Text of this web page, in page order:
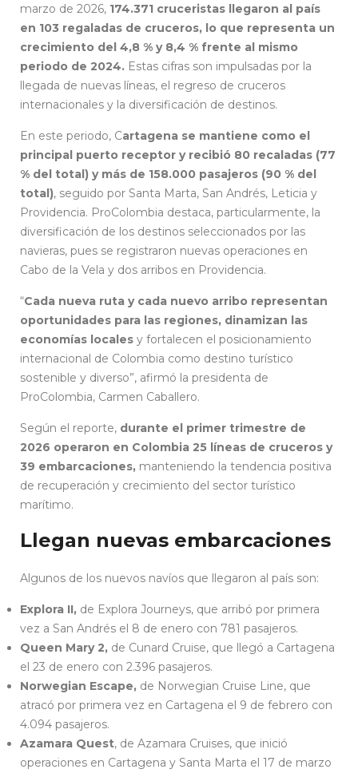
marzo de 2026, 174.371 cruceristas llegaron al país
en 103 regaladas de cruceros, lo que representa un
crecimiento del 4,8 % y 8,4 % frente al mismo
periodo de 2024. Estas cifras son impulsadas por la
llegada de nuevas líneas, el regreso de cruceros
internacionales y la diversificación de destinos.
En este periodo, Cartagena se mantiene como el
principal puerto receptor y recibió 80 recaladas (77
% del total) y más de 158.000 pasajeros (90 % del
total), seguido por Santa Marta, San Andrés, Leticia y
Providencia. ProColombia destaca, particularmente, la
diversificación de los destinos seleccionados por las
navieras, pues se registraron nuevas operaciones en
Cabo de la Vela y dos arribos en Providencia.
“Cada nueva ruta y cada nuevo arribo representan
oportunidades para las regiones, dinamizan las
economías locales y fortalecen el posicionamiento
internacional de Colombia como destino turístico
sostenible y diverso”, afirmó la presidenta de
ProColombia, Carmen Caballero.
Según el reporte, durante el primer trimestre de
2026 operaron en Colombia 25 líneas de cruceros y
39 embarcaciones, manteniendo la tendencia positiva
de recuperación y crecimiento del sector turístico
marítimo.
Llegan nuevas embarcaciones
Algunos de los nuevos navíos que llegaron al país son:
Explora II, de Explora Journeys, que arribó por primera
vez a San Andrés el 8 de enero con 781 pasajeros.
Queen Mary 2, de Cunard Cruise, que llegó a Cartagena
el 23 de enero con 2.396 pasajeros.
Norwegian Escape, de Norwegian Cruise Line, que
atracó por primera vez en Cartagena el 9 de febrero con
4.094 pasajeros.
Azamara Quest, de Azamara Cruises, que inició
operaciones en Cartagena y Santa Marta el 17 de marzo